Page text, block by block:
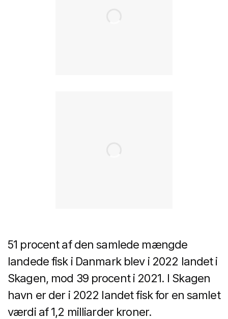
51 procent af den samlede mængde
landede fisk i Danmark blev i 2022 landet i
Skagen, mod 39 procent i 2021. I Skagen
havn er der i 2022 landet fisk for en samlet
værdi af 1,2 milliarder kroner.